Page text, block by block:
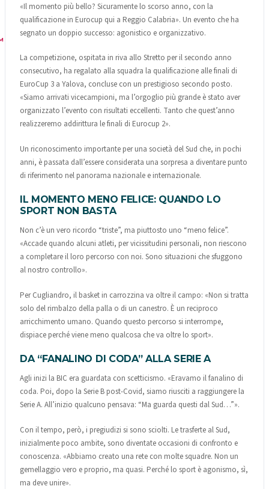
«Il momento più bello? Sicuramente lo scorso anno, con la
qualificazione in Eurocup qui a Reggio Calabria». Un evento che ha
segnato un doppio successo: agonistico e organizzativo.
La competizione, ospitata in riva allo Stretto per il secondo anno
consecutivo, ha regalato alla squadra la qualificazione alle finali di
EuroCup 3 a Yalova, concluse con un prestigioso secondo posto.
«Siamo arrivati vicecampioni, ma l’orgoglio più grande è stato aver
organizzato l’evento con risultati eccellenti. Tanto che quest’anno
realizzeremo addirittura le finali di Eurocup 2».
Un riconoscimento importante per una società del Sud che, in pochi
anni, è passata dall’essere considerata una sorpresa a diventare punto
di riferimento nel panorama nazionale e internazionale.
IL MOMENTO MENO FELICE: QUANDO LO
SPORT NON BASTA
Non c’è un vero ricordo “triste”, ma piuttosto uno “meno felice”.
«Accade quando alcuni atleti, per vicissitudini personali, non riescono
a completare il loro percorso con noi. Sono situazioni che sfuggono
al nostro controllo».
Per Cugliandro, il basket in carrozzina va oltre il campo: «Non si tratta
solo del rimbalzo della palla o di un canestro. È un reciproco
arricchimento umano. Quando questo percorso si interrompe,
dispiace perché viene meno qualcosa che va oltre lo sport».
DA “FANALINO DI CODA” ALLA SERIE A
Agli inizi la BIC era guardata con scetticismo. «Eravamo il fanalino di
coda. Poi, dopo la Serie B post-Covid, siamo riusciti a raggiungere la
Serie A. All’inizio qualcuno pensava: “Ma guarda questi dal Sud…”».
Con il tempo, però, i pregiudizi si sono sciolti. Le trasferte al Sud,
inizialmente poco ambite, sono diventate occasioni di confronto e
conoscenza. «Abbiamo creato una rete con molte squadre. Non un
gemellaggio vero e proprio, ma quasi. Perché lo sport è agonismo, sì,
ma deve unire».